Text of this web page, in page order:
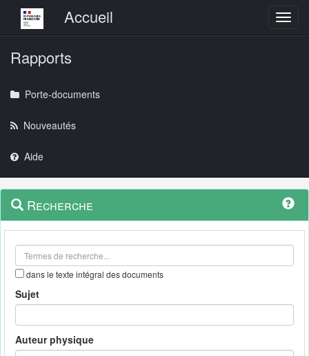
Menu principalAccueil
Rapports
Porte-documents
Nouveautés
Aide
Navigation
outils
Menu
contextuel
Recherche
dans le texte intégral des documents
Sujet
Auteur physique